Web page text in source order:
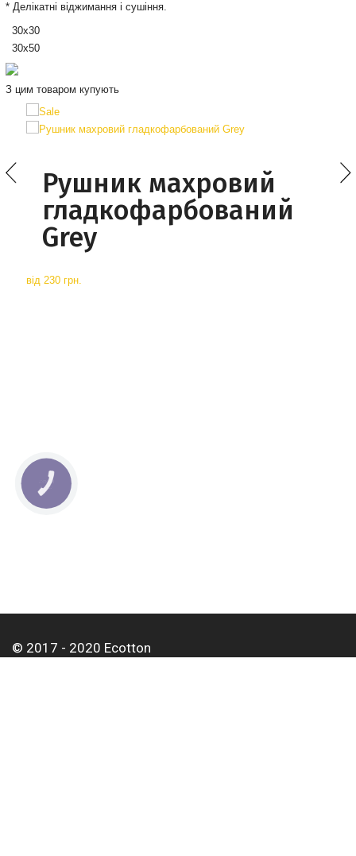
* Делікатні віджимання і сушіння.
30х30
30х50
З цим товаром купують
Рушник махровий
гладкофарбований
Grey
від 230 грн.
© 2017 - 2020 Ecotton
КНОПКА
СВЯЗИ